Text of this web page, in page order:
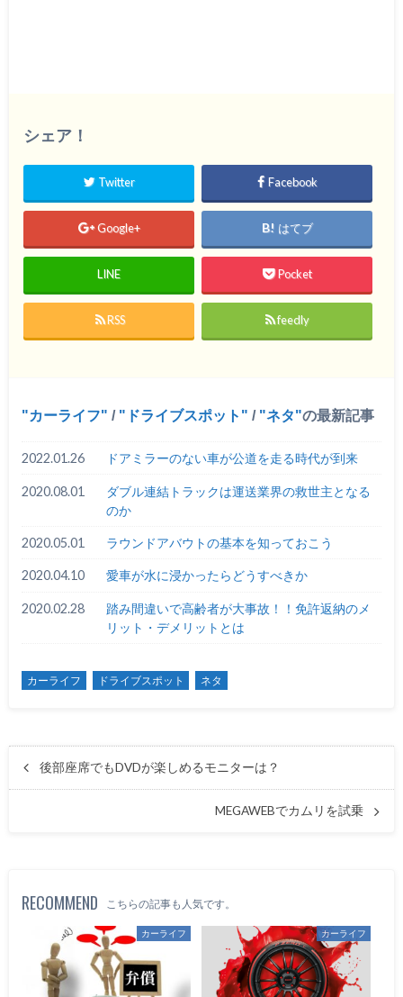
シェア！
Twitter Facebook
Google+ はてブ
LINE Pocket
RSS feedly
カーライフ / ドライブスポット / ネタ の最新記事
2022.01.26 ドアミラーのない車が公道を走る時代が到来
2020.08.01
ダブル連結トラックは運送業界の救世主となる
のか
2020.05.01 ラウンドアバウトの基本を知っておこう
2020.04.10 愛車が水に浸かったらどうすべきか
2020.02.28
踏み間違いで高齢者が大事故！！免許返納のメ
リット・デメリットとは
カーライフ ドライブスポット ネタ
後部座席でもDVDが楽しめるモニターは？
MEGAWEBでカムリを試乗
RECOMMEND こちらの記事も人気です。
カーライフ カーライフ